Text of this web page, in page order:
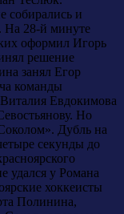
собирались и
На 28-й минуте
оформил Игорь
решение
занял Егор
команды
Евдокимова
Но
Дубль на
секунды до
удался у Романа
хоккеисты
Полинина,